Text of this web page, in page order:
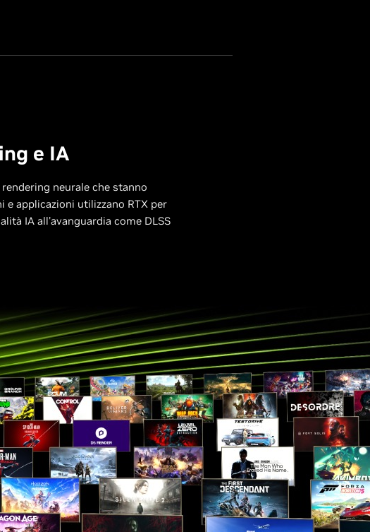
e IA
neurale che stanno
applicazioni utilizzano RTX per
IA all'avanguardia come DLSS